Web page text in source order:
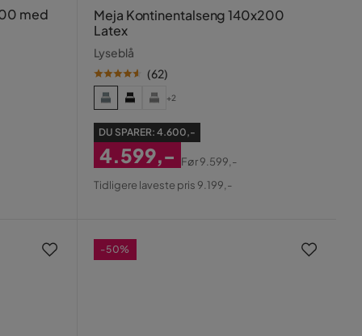
med
Meja Kontinentalseng 140x200
Latex
Lyseblå
(62)
+2
DU SPARER: 4.600,-
Nedsat
4.599,-
Original
Før9.599,-
Tidligere laveste pris 9.199,-
-50%